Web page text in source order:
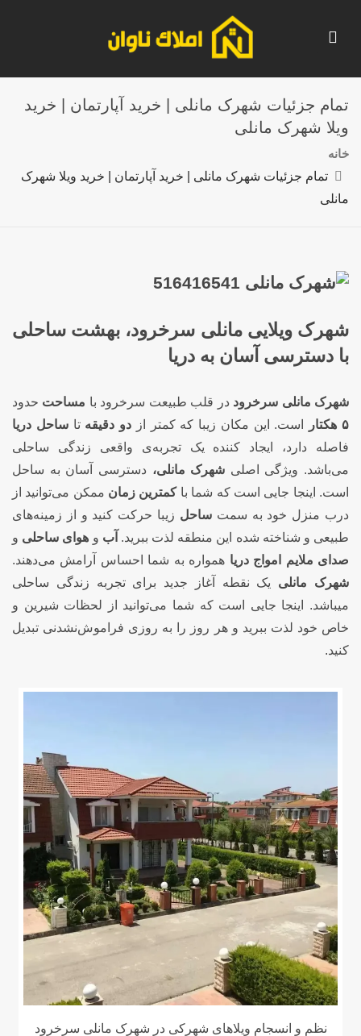
تمام جزئیات شهرک مانلی | خرید آپارتمان | خرید
ویلا شهرک مانلی
خانه
تمام جزئیات شهرک مانلی | خرید آپارتمان | خرید ویلا شهرک
مانلی
شهرک ویلایی مانلی سرخرود، بهشت ساحلی
با دسترسی آسان به دریا
شهرک مانلی سرخرود در قلب طبیعت سرخرود با مساحت حدود
۵ هکتار
است. این مکان زیبا که کمتر از دو دقیقه تاساحل دریا
فاصله دارد، ایجاد کننده یک تجربه‌ی واقعی زندگی ساحلی
می‌باشد. ویژگی اصلی شهرک مانلی، دسترسی آسان به ساحل
است. اینجا جایی است که شما باکمترین زمان ممکن می‌توانید از
درب منزل خود به سمتساحل زیبا حرکت کنید و از زمینه‌های
طبیعی و شناخته شده این منطقه لذت ببرید. آب و هوای ساحلی و
صدای ملایم امواج دریا همواره به شما احساس آرامش می‌دهند.
شهرک مانلی یک نقطه آغاز جدید برای تجربه زندگی ساحلی
میباشد. اینجا جایی است که شما می‌توانید از لحظات شیرین و
خاص خود لذت ببرید و هر روز را به روزی فراموش‌نشدنی تبدیل
کنید.
نظم و انسجام ویلاهای شهرکی در شهرک مانلی سرخرود